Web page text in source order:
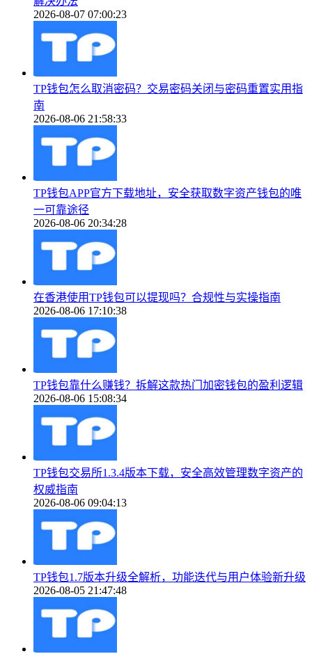
2026-08-07 07:00:23
TP钱包怎么取消密码？交易密码关闭与密码重置实用指
南
2026-08-06 21:58:33
TP钱包APP官方下载地址，安全获取数字资产钱包的唯
一可靠途径
2026-08-06 20:34:28
在香港使用TP钱包可以提现吗？合规性与实操指南
2026-08-06 17:10:38
TP钱包靠什么赚钱？拆解这款热门加密钱包的盈利逻辑
2026-08-06 15:08:34
TP钱包交易所1.3.4版本下载，安全高效管理数字资产的
权威指南
2026-08-06 09:04:13
TP钱包1.7版本升级全解析，功能迭代与用户体验新升级
2026-08-05 21:47:48